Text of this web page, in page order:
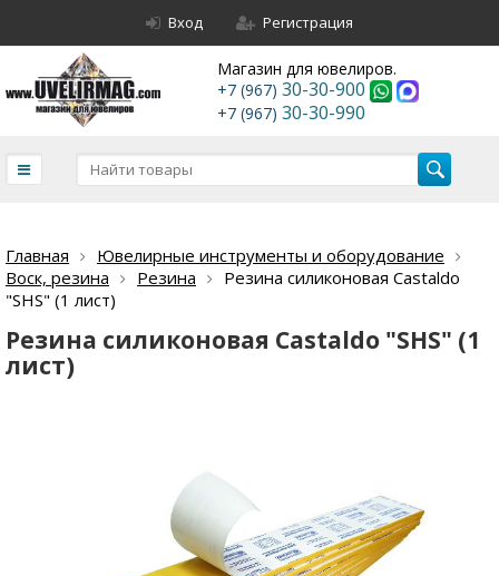
Вход Регистрация
Магазин для ювелиров.
+7 (967) 30-30-900
+7 (967) 30-30-990
Главная
Ювелирные инструменты и оборудование
Воск, резина
Резина
Резина силиконовая Castaldo
"SHS" (1 лист)
Резина силиконовая Castaldo "SHS" (1
лист)